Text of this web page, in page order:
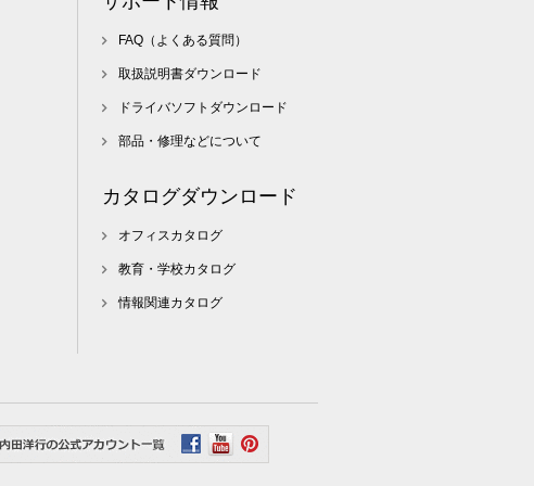
FAQ（よくある質問）
取扱説明書ダウンロード
ドライバソフトダウンロード
部品・修理などについて
カタログダウンロード
オフィスカタログ
教育・学校カタログ
情報関連カタログ